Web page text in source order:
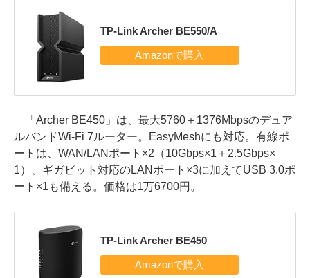
TP-Link Archer BE550/A
「Archer BE450」は、最大5760＋1376Mbpsのデュア
ルバンドWi-Fi 7ルーター。EasyMeshにも対応。有線ポ
ートは、WAN/LANポート×2（10Gbps×1＋2.5Gbps×
1）、ギガビット対応のLANポート×3に加えてUSB 3.0ポ
ート×1も備える。価格は1万6700円。
TP-Link Archer BE450